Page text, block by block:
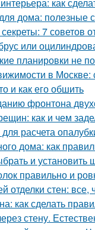
дома: полезные
7 советов
или
планировки не
в Москве:
и как его обшить
фронтона
как и чем
для расчета
дома: как
и
правильно и
отделки стен:
как сделать
стену.